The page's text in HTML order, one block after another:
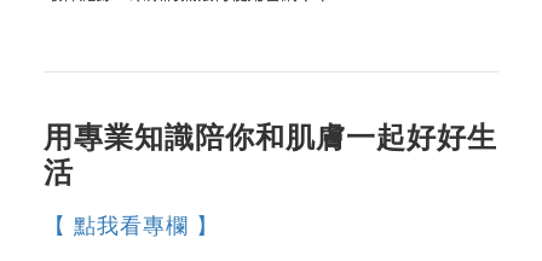
用專業知識陪你和肌膚一起好好生
活
【 點我看專欄 】